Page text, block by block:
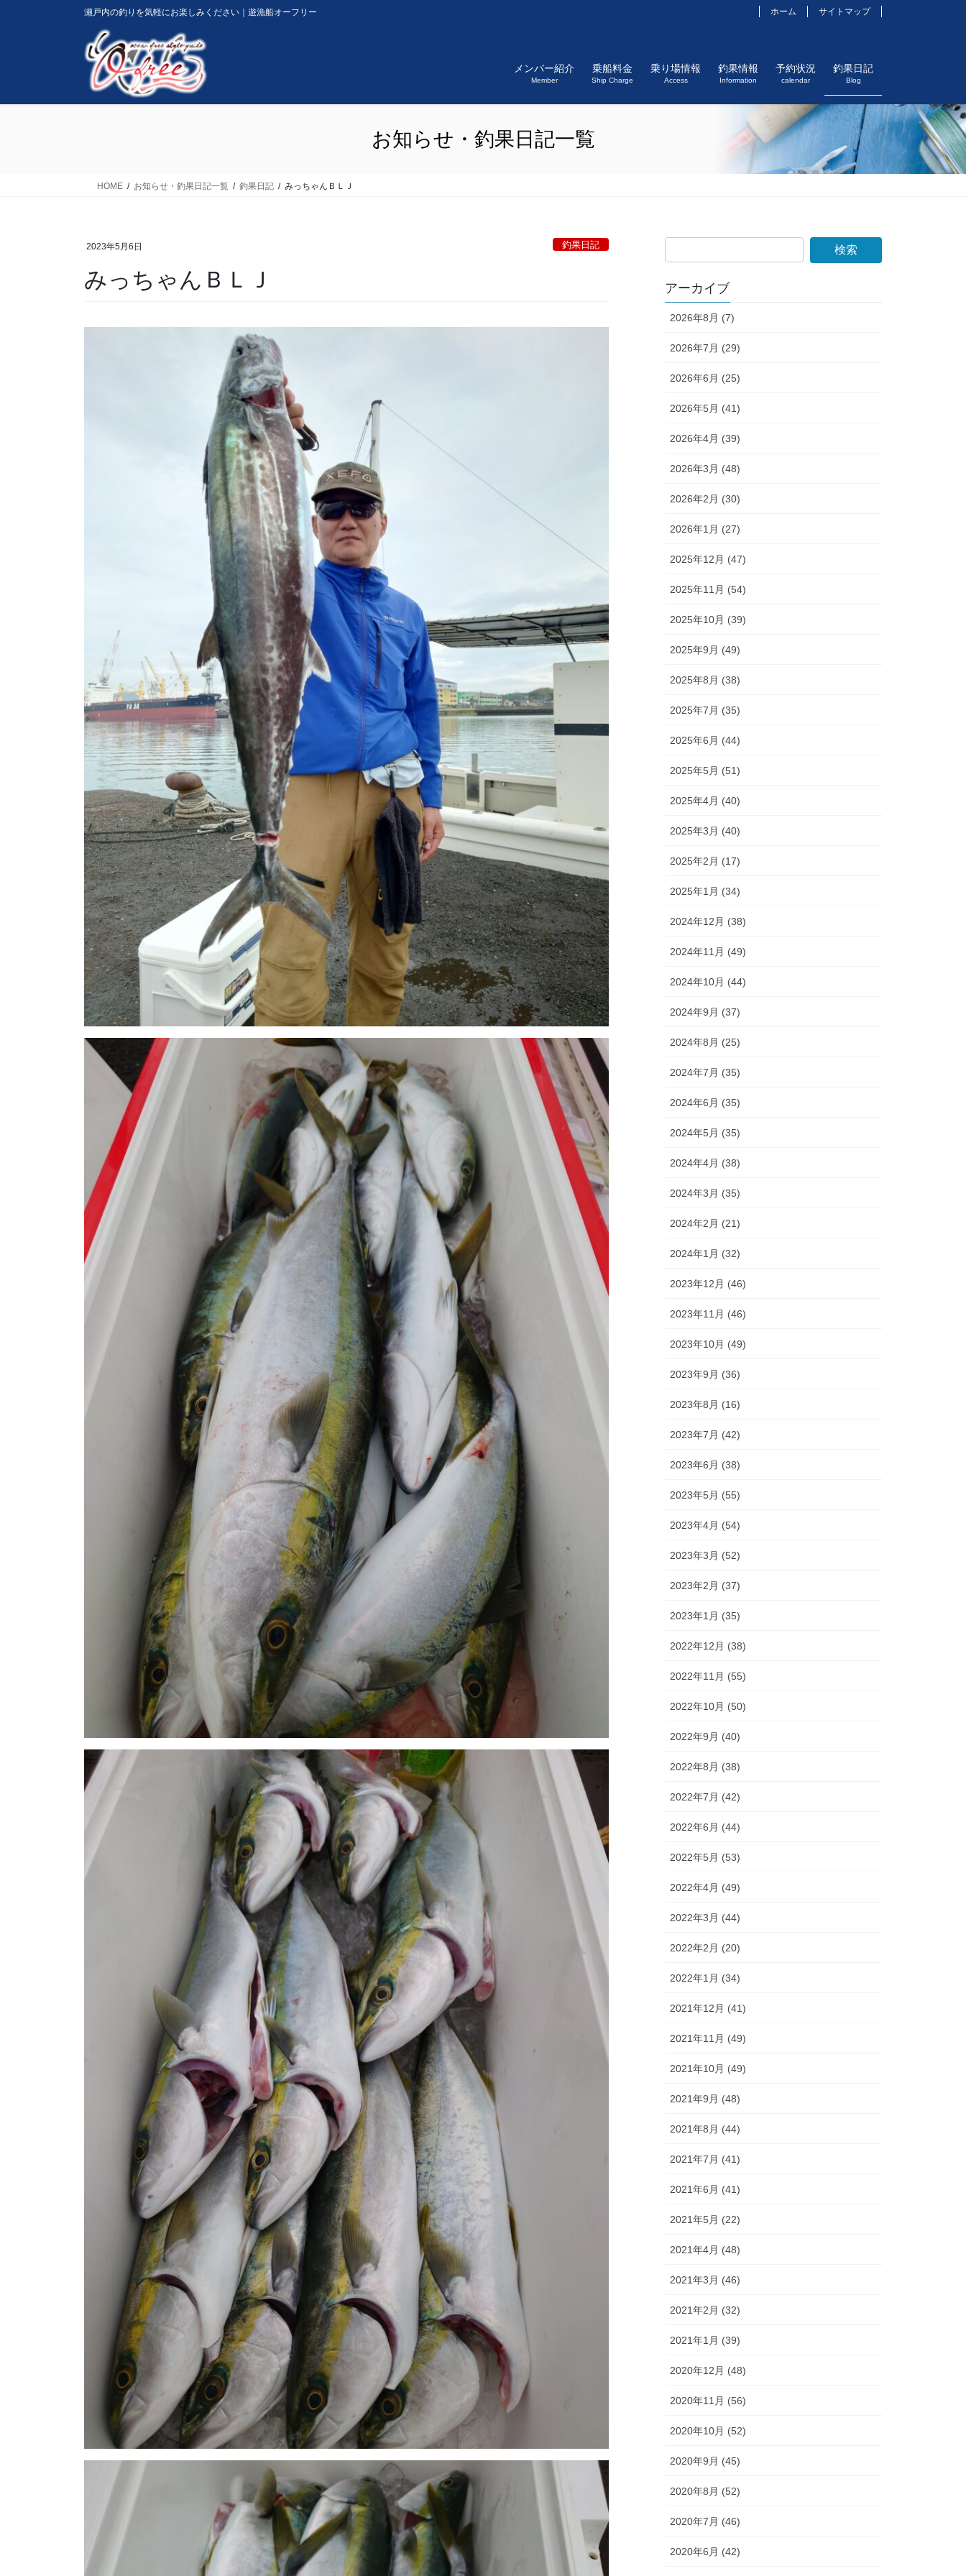
瀬戸内の釣りを気軽にお楽しみください｜遊漁船オーフリー ホーム サイトマップ
メンバー紹介
Member
乗船料金
Ship Charge
乗り場情報
Access
釣果情報
Information
予約状況
calendar
釣果日記
Blog
お知らせ・釣果日記一覧
HOME お知らせ・釣果日記一覧 釣果日記 みっちゃんＢＬＪ
2023年5月6日 釣果日記
みっちゃんＢＬＪ アーカイブ
2026年8月 (7)
2026年7月 (29)
2026年6月 (25)
2026年5月 (41)
2026年4月 (39)
2026年3月 (48)
2026年2月 (30)
2026年1月 (27)
2025年12月 (47)
2025年11月 (54)
2025年10月 (39)
2025年9月 (49)
2025年8月 (38)
2025年7月 (35)
2025年6月 (44)
2025年5月 (51)
2025年4月 (40)
2025年3月 (40)
2025年2月 (17)
2025年1月 (34)
2024年12月 (38)
2024年11月 (49)
2024年10月 (44)
2024年9月 (37)
2024年8月 (25)
2024年7月 (35)
2024年6月 (35)
2024年5月 (35)
2024年4月 (38)
2024年3月 (35)
2024年2月 (21)
2024年1月 (32)
2023年12月 (46)
2023年11月 (46)
2023年10月 (49)
2023年9月 (36)
2023年8月 (16)
2023年7月 (42)
2023年6月 (38)
2023年5月 (55)
2023年4月 (54)
2023年3月 (52)
2023年2月 (37)
2023年1月 (35)
2022年12月 (38)
2022年11月 (55)
2022年10月 (50)
2022年9月 (40)
2022年8月 (38)
2022年7月 (42)
2022年6月 (44)
2022年5月 (53)
2022年4月 (49)
2022年3月 (44)
2022年2月 (20)
2022年1月 (34)
2021年12月 (41)
2021年11月 (49)
2021年10月 (49)
2021年9月 (48)
2021年8月 (44)
2021年7月 (41)
2021年6月 (41)
2021年5月 (22)
2021年4月 (48)
2021年3月 (46)
2021年2月 (32)
2021年1月 (39)
2020年12月 (48)
2020年11月 (56)
2020年10月 (52)
2020年9月 (45)
2020年8月 (52)
2020年7月 (46)
2020年6月 (42)